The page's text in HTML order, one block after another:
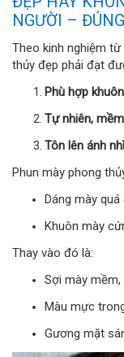
NGƯỜI –
Theo kinh nghiệm từ
thủy đẹp phải đạt
Phù hợp
Tự nhiên,
Tôn lên ánh
Phun mày phong
Dáng mày
Khuôn mày
Thay vào đó là:
Sợi mày
Màu mực
Gương mặt